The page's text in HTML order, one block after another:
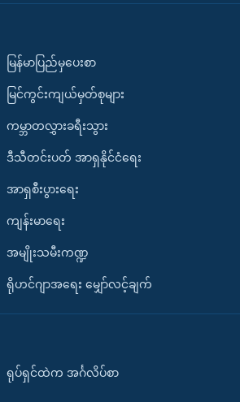
မြန်မာပြည်မှပေးစာ
မြင်ကွင်းကျယ်မှတ်စုများ
ကမ္ဘာတလွှားခရီးသွား
ဒီသီတင်းပတ် အာရှနိုင်ငံရေး
အာရှစီးပွားရေး
ကျန်းမာရေး
အမျိုးသမီးကဏ္ဍ
ရိုဟင်ဂျာအရေး မျှော်လင့်ချက်
ရုပ်ရှင်ထဲက အင်္ဂလိပ်စာ